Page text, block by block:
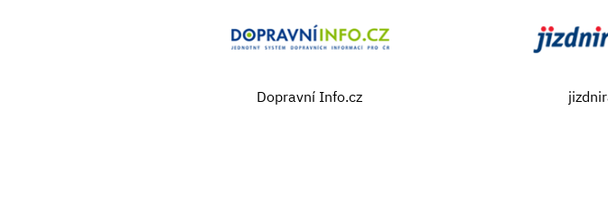
Dopravní Info.cz